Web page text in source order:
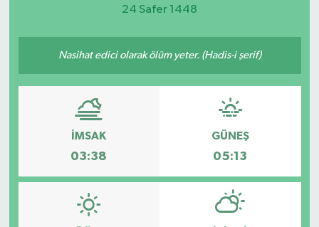
24 Safer 1448
Nasihat edici olarak ölüm yeter. (Hadis-i şerif)
İMSAK
03:38
GÜNEŞ
05:13
Etkinlikler